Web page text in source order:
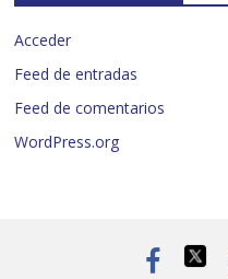
Acceder
Feed de entradas
Feed de comentarios
WordPress.org